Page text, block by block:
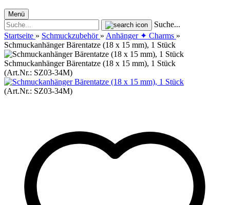
Menü
Suche...
Startseite » Schmuckzubehör » Anhänger ✦ Charms »
Schmuckanhänger Bärentatze (18 x 15 mm), 1 Stück
Schmuckanhänger Bärentatze (18 x 15 mm), 1 Stück
(Art.Nr.: SZ03-34M)
(Art.Nr.: SZ03-34M)